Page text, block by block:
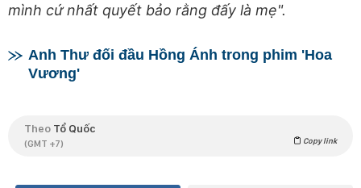
mình cứ nhất quyết bảo rằng đấy là mẹ".
Anh Thư đối đầu Hồng Ánh trong phim 'Hoa
Vương'
Theo Tổ Quốc
(GMT +7) Copy link